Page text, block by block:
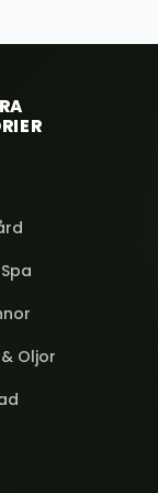
Oljor